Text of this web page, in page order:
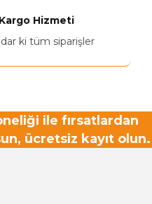
Kargo Hizmeti
ki tüm siparişler
ile fırsatlardan
ücretsiz kayıt olun.